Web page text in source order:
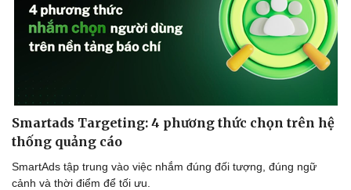
Smartads Targeting: 4 phương thức chọn trên hệ
thống quảng cáo
SmartAds tập trung vào việc nhắm đúng đối tượng, đúng ngữ
cảnh và thời điểm để tối ưu.